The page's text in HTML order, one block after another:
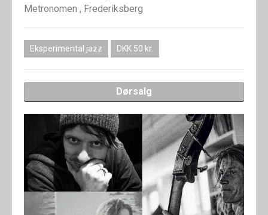
SHOP
Metronomen , Frederiksberg
Eksperimental jazz DKK 50 kr.
Dørsalg